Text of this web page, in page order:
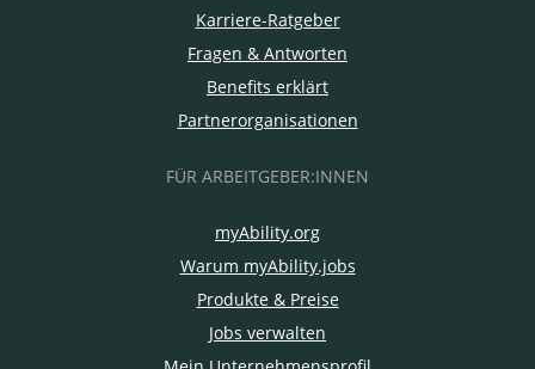
Karriere-Ratgeber
Fragen & Antworten
Benefits erklärt
Partnerorganisationen
FÜR ARBEITGEBER:INNEN
myAbility.org
Warum myAbility.jobs
Produkte & Preise
Jobs verwalten